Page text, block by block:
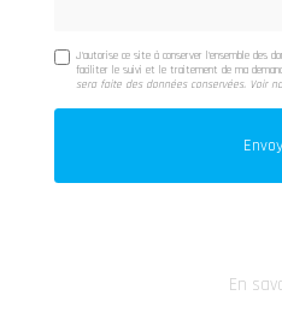
J'autorise ce site à conserver l'ensemble des
faciliter le suivi et le traitement de ma
sera faite des données conservées. Voir
En